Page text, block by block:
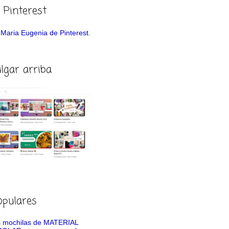
Pinterest
Eugenia de Pinterest.
arriba
mochilas de MATERIAL